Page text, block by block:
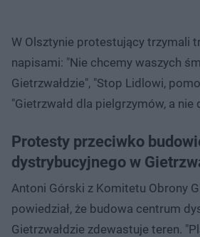
W Olsztynie protestujący trzymali
napisami: "Nie chcemy waszych
Gietrzwałdzie", "Stop Lidlowi,
"Gietrzwałd dla pielgrzymów, a nie
Protesty przeciwko
dystrybucyjnego w
Antoni Górski z Komitetu Obrony
powiedział, że budowa centrum
Gietrzwałdzie zdewastuje teren.